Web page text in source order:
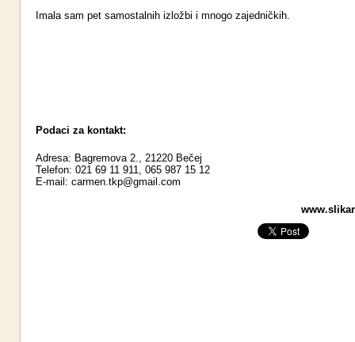
Imala sam pet samostalnih izložbi i mnogo zajedničkih.
Podaci za kontakt:
Adresa: Bagremova 2., 21220 Bečej
Telefon: 021 69 11 911, 065 987 15 12
E-mail: carmen.tkp@gmail.com